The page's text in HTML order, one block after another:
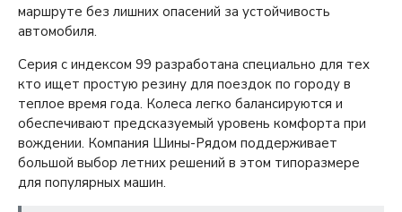
маршруте без лишних опасений за устойчивость
автомобиля.
Серия с индексом 99 разработана специально для тех
кто ищет простую резину для поездок по городу в
теплое время года. Колеса легко балансируются и
обеспечивают предсказуемый уровень комфорта при
вождении. Компания Шины-Рядом поддерживает
большой выбор летних решений в этом типоразмере
для популярных машин.